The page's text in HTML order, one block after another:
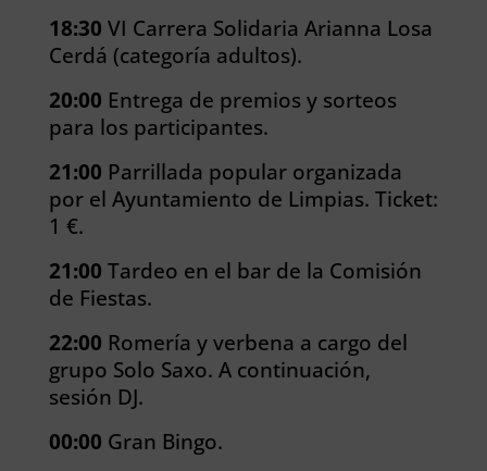
18:30 VI Carrera Solidaria Arianna Losa
Cerdá (categoría adultos).
20:00 Entrega de premios y sorteos
para los participantes.
21:00 Parrillada popular organizada
por el Ayuntamiento de Limpias. Ticket:
1 €.
21:00 Tardeo en el bar de la Comisión
de Fiestas.
22:00 Romería y verbena a cargo del
grupo Solo Saxo. A continuación,
sesión DJ.
00:00 Gran Bingo.